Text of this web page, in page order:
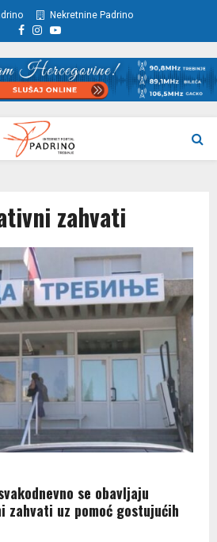
Nekretnine Padrino
Facebook
Instagram
Youtube
zahvati
se obavljaju
zahvati uz pomoć gostujućih